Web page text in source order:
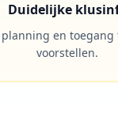
Duidelijke
planning en toegang
voorstellen.